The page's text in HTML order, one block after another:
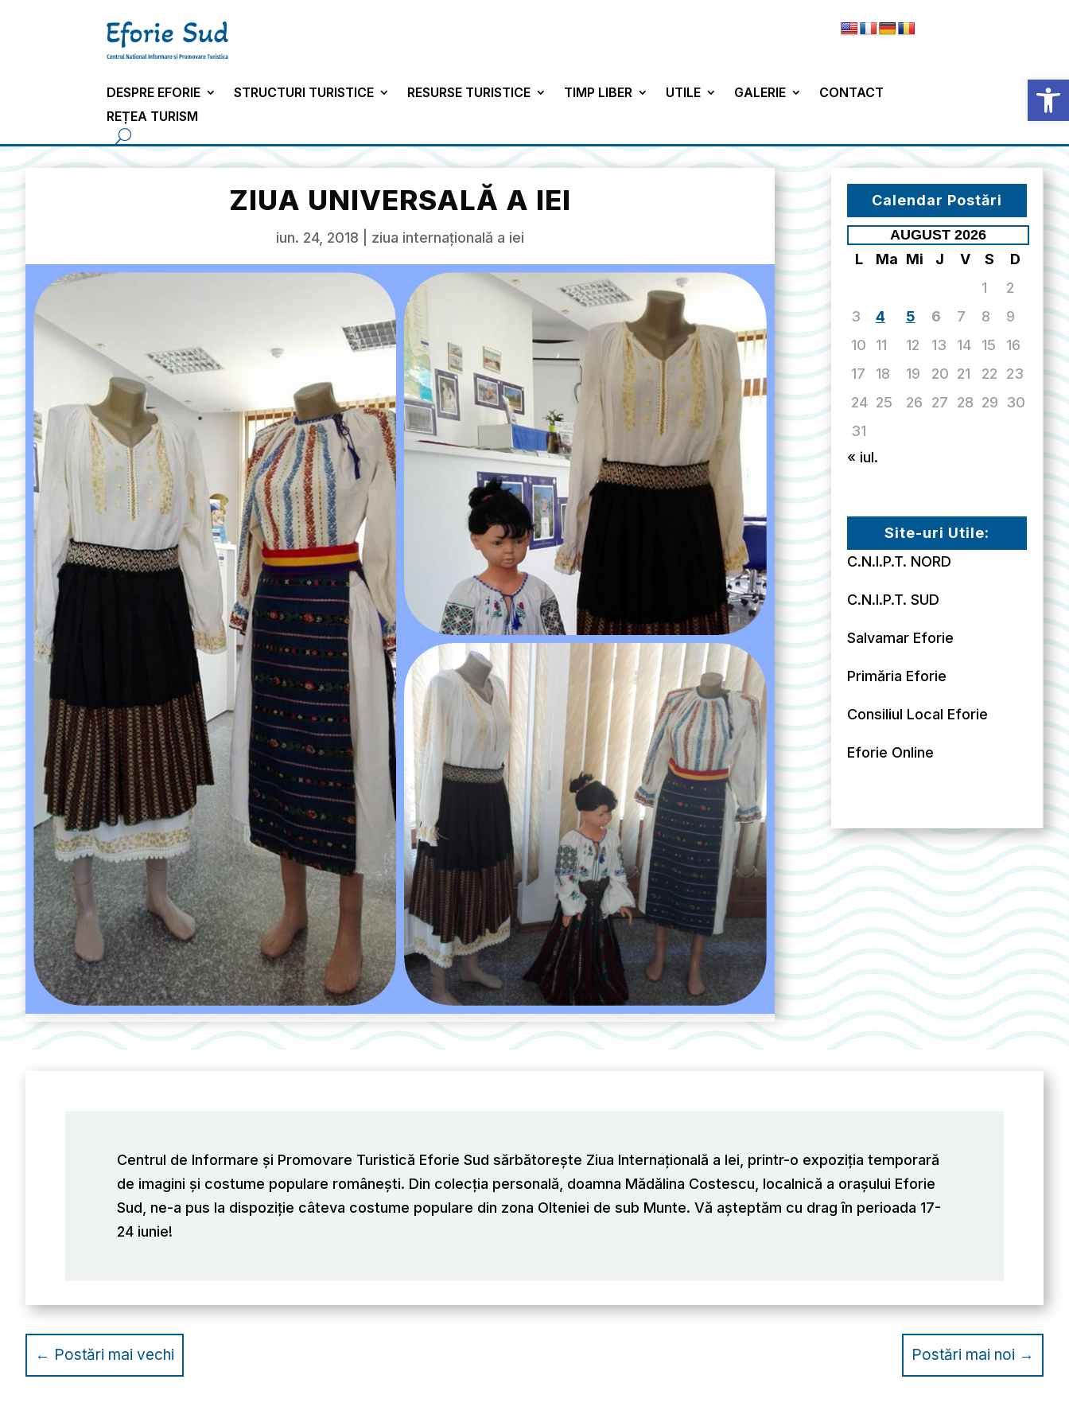
DESPRE EFORIE STRUCTURI TURISTICE RESURSE TURISTICE TIMP LIBER UTILE GALERIE
CONTACT
REȚEA TURISM
ZIUA UNIVERSALĂ A IEI
iun. 24, 2018 ziua internațională a iei
Calendar Postări
AUGUST 2026
L Ma Mi J V S
D
1
2
3
4 5 6 7 8
9
10
11 12 13 14 15
16
17
18 19 20 21 22
23
24 25 26 27 28 29 30
31
« iul.
Site-uri Utile:
C.N.I.P.T. NORD
C.N.I.P.T. SUD
Salvamar Eforie
Primăria Eforie
Consiliul Local Eforie
Eforie Online
Centrul de Informare și Promovare Turistică Eforie Sud sărbătorește Ziua Internațională a Iei, printr-o expoziția temporară
de imagini și costume populare românești. Din colecția personală, doamna Mădălina Costescu, localnică a orașului Eforie
Sud, ne-a pus la dispoziție câteva costume populare din zona Olteniei de sub Munte. Vă așteptăm cu drag în perioada 17-
24 iunie!
← Postări mai vechi Postări mai noi →